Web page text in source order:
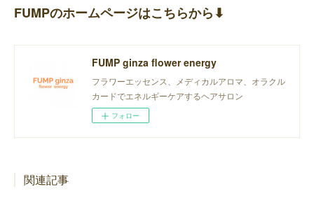
FUMPのホームページはこちらから⬇︎
FUMP ginza flower energy
フラワーエッセンス、メディカルアロマ、オラクル
カードでエネルギーケアするヘアサロン
フォロー
関連記事